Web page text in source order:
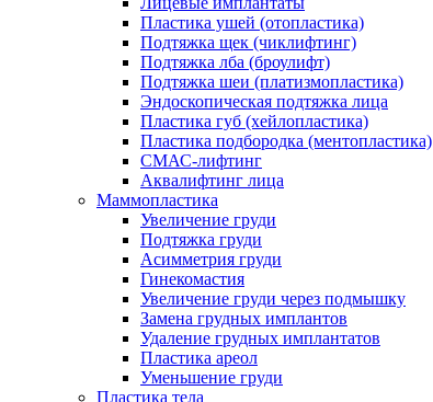
Пластика ушей (отопластика)
Подтяжка щек (чиклифтинг)
Подтяжка лба (броулифт)
Подтяжка шеи (платизмопластика)
Эндоскопическая подтяжка лица
Пластика губ (хейлопластика)
Пластика подбородка (ментопластика)
СМАС-лифтинг
Аквалифтинг лица
Маммопластика
Увеличение груди
Подтяжка груди
Асимметрия груди
Гинекомастия
Увеличение груди через подмышку
Замена грудных имплантов
Удаление грудных имплантатов
Пластика ареол
Уменьшение груди
Пластика тела